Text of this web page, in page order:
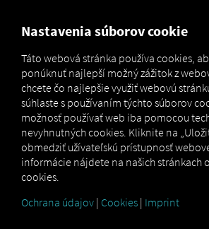
Glossar Was bedeutet Logistik 4.0?
LOGISTIKA 4.0
Svet v súčasnosti prechádza digitálnou
všetkých oblastiach. Každý, kto chce mať
súťaži, sa musí prispôsobiť.
Nastavenia súborov cookie
Táto webová stránka používa cookies,
ponúknuť najlepší možný zážitok z
chcete čo najlepšie využiť webovú
súhlaste s používaním týchto súborov
možnosť používať web iba pomocou
nevyhnutných cookies. Kliknite na
obmedziť užívateľskú prístupnosť
informácie nájdete na našich stránkach
cookies.
Ochrana údajov | Cookies | Imprint